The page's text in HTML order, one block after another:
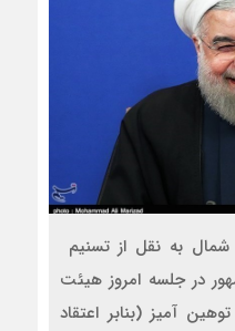
به نقل از تسنیم
در جلسه امروز هیئت
آمیز (بنابر اعتقاد